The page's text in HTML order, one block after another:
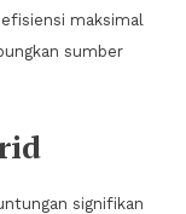
maksimal
sumber
signifikan